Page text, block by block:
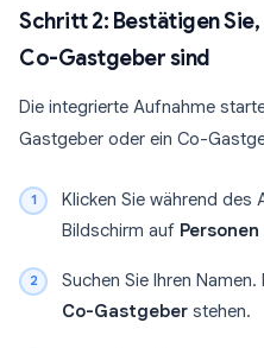
Schritt 2: Bestätigen
Co-Gastgeber sind
Die integrierte Aufnahme
Gastgeber oder ein Co-
Klicken Sie während des
Bildschirm auf Personen
Suchen Sie Ihren
Co-Gastgeber stehen.